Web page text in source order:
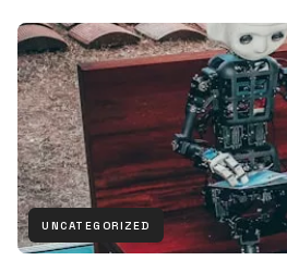
UNCATEGORIZED